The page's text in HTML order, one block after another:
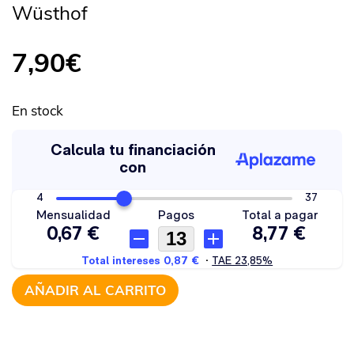
Wüsthof
7,90€
En stock
AÑADIR AL CARRITO